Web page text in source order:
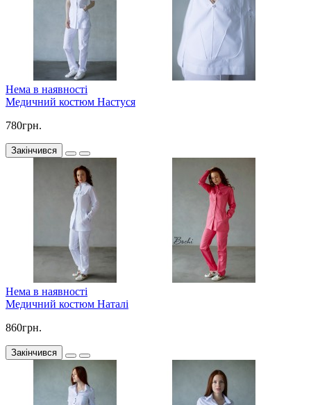
Нема в наявності
Медичний костюм Настуся
780грн.
Закінчився
Нема в наявності
Медичний костюм Наталі
860грн.
Закінчився